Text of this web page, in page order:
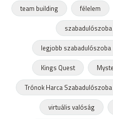
team building
félelem
legjobb szabadulószoba
Kings Quest
Trónok Harca Szabadulószoba
virtuális valóság